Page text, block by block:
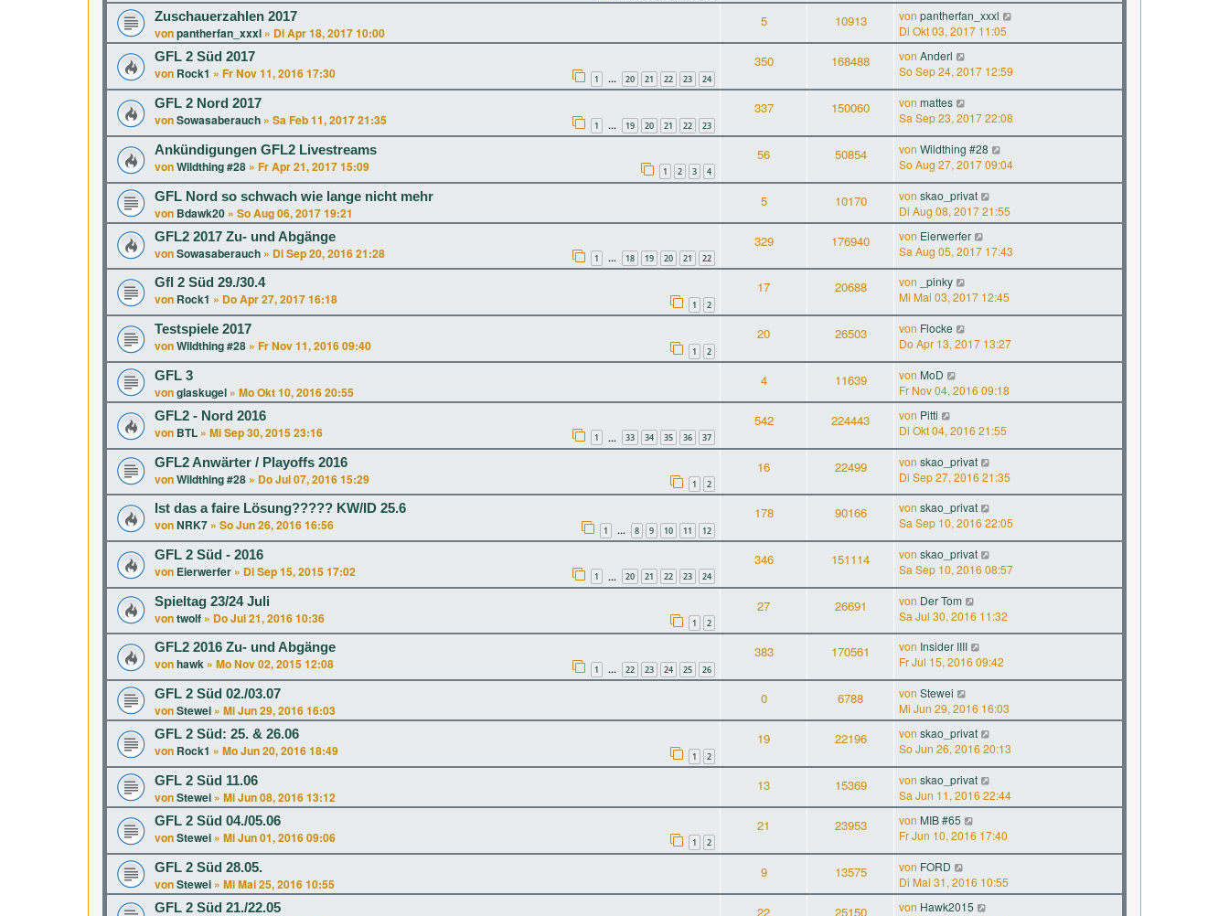
Zuschauerzahlen 2017
vonpantherfan_xxxl » Di Apr 18, 2017 10:00
5 10913 von pantherfan_xxxl
Di Okt 03, 2017 11:05
GFL 2 Süd 2017
von Rock1 » Fr Nov 11, 2016 17:30 1 … 20 21 22 23 24
350 168488 von Anderl
So Sep 24, 2017 12:59
GFL 2 Nord 2017
vonSowasaberauch » Sa Feb 11, 2017 21:35 1 … 19 20 21 22 23
337 150060 von mattes
Sa Sep 23, 2017 22:08
Ankündigungen GFL2 Livestreams
vonWildthing #28 » Fr Apr 21, 2017 15:09 1 2 3 4
56 50854 von Wildthing #28
So Aug 27, 2017 09:04
GFL Nord so schwach wie lange nicht mehr
von Bdawk20 » So Aug 06, 2017 19:21
5 10170 von skao_privat
Di Aug 08, 2017 21:55
GFL2 2017 Zu- und Abgänge
vonSowasaberauch » Di Sep 20, 2016 21:28 1 … 18 19 20 21 22
329 176940 von Eierwerfer
Sa Aug 05, 2017 17:43
Gfl 2 Süd 29./30.4
von Rock1 » Do Apr 27, 2017 16:18 1 2
17 20688 von
_pinky
Mi Mai 03, 2017 12:45
Testspiele 2017
vonWildthing #28 » Fr Nov 11, 2016 09:40 1 2
20 26503 von Flocke
Do Apr 13, 2017 13:27
GFL 3
vonglaskugel » Mo Okt 10, 2016 20:55
4 11639 von MoD
Fr Nov 04, 2016 09:18
GFL2 - Nord 2016
von BTL » Mi Sep 30, 2015 23:16 1 … 33 34 35 36 37
542 224443 von Pitti
Di Okt 04, 2016 21:55
GFL2 Anwärter / Playoffs 2016
vonWildthing #28 » Do Jul 07, 2016 15:29 1 2
16 22499 von skao_privat
Di Sep 27, 2016 21:35
Ist das a faire Lösung????? KW/ID 25.6
vonNRK7 » So Jun 26, 2016 16:56 1 … 8 9 10 11 12
178 90166 von skao_privat
Sa Sep 10, 2016 22:05
GFL 2 Süd - 2016
von Eierwerfer » Di Sep 15, 2015 17:02 1 … 20 21 22 23 24
346 151114 von skao_privat
Sa Sep 10, 2016 08:57
Spieltag 23/24 Juli
vontwolf » Do Jul 21, 2016 10:36 1 2
27 26691 von Der Tom
Sa Jul 30, 2016 11:32
GFL2 2016 Zu- und Abgänge
vonhawk » Mo Nov 02, 2015 12:08 1 … 22 23 24 25 26
383 170561 von Insider IIII
Fr Jul 15, 2016 09:42
GFL 2 Süd 02./03.07
vonStewei » Mi Jun 29, 2016 16:03
0 6788 von Stewei
Mi Jun 29, 2016 16:03
GFL 2 Süd: 25. & 26.06
von Rock1 » Mo Jun 20, 2016 18:49 1 2
19 22196 von skao_privat
So Jun 26, 2016 20:13
GFL 2 Süd 11.06
vonStewei » Mi Jun 08, 2016 13:12
13 15369 von skao_privat
Sa Jun 11, 2016 22:44
GFL 2 Süd 04./05.06
vonStewei » Mi Jun 01, 2016 09:06 1 2
21 23953 von MIB #65
Fr Jun 10, 2016 17:40
GFL 2 Süd 28.05.
vonStewei » Mi Mai 25, 2016 10:55
9 13575 von FORD
Di Mai 31, 2016 10:55
GFL 2 Süd 21./22.05 22 25150 von Hawk2015